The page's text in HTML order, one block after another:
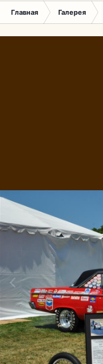
Главная Галерея